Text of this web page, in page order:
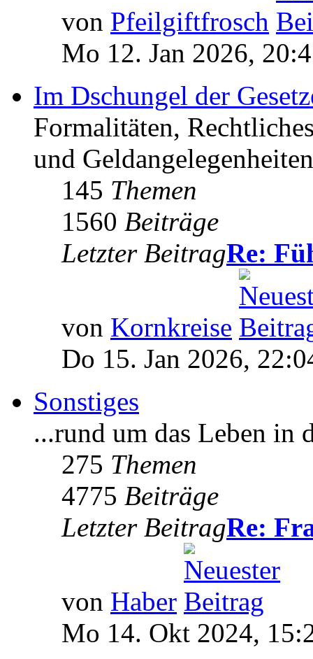
von Pfeilgiftfrosch
Mo 12. Jan 2026,
Im Dschungel der
Formalitäten,
und
145 Themen
1560 Beiträge
Letzter BeitragRe:
von Kornkreise
Do 15. Jan 2026,
Sonstiges
...rund um das Leben in
275 Themen
4775 Beiträge
Letzter BeitragRe:
von Haber
Mo 14. Okt 2024,